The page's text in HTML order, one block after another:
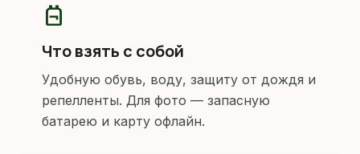
backpack
Что взять с собой
Удобную обувь, воду, защиту от дождя и
репелленты. Для фото — запасную
батарею и карту офлайн.